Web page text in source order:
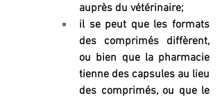
auprès du vétérinaire;
il se peut que les formats
des comprimés diffèrent,
ou bien que la pharmacie
tienne des capsules au lieu
des comprimés, ou que le